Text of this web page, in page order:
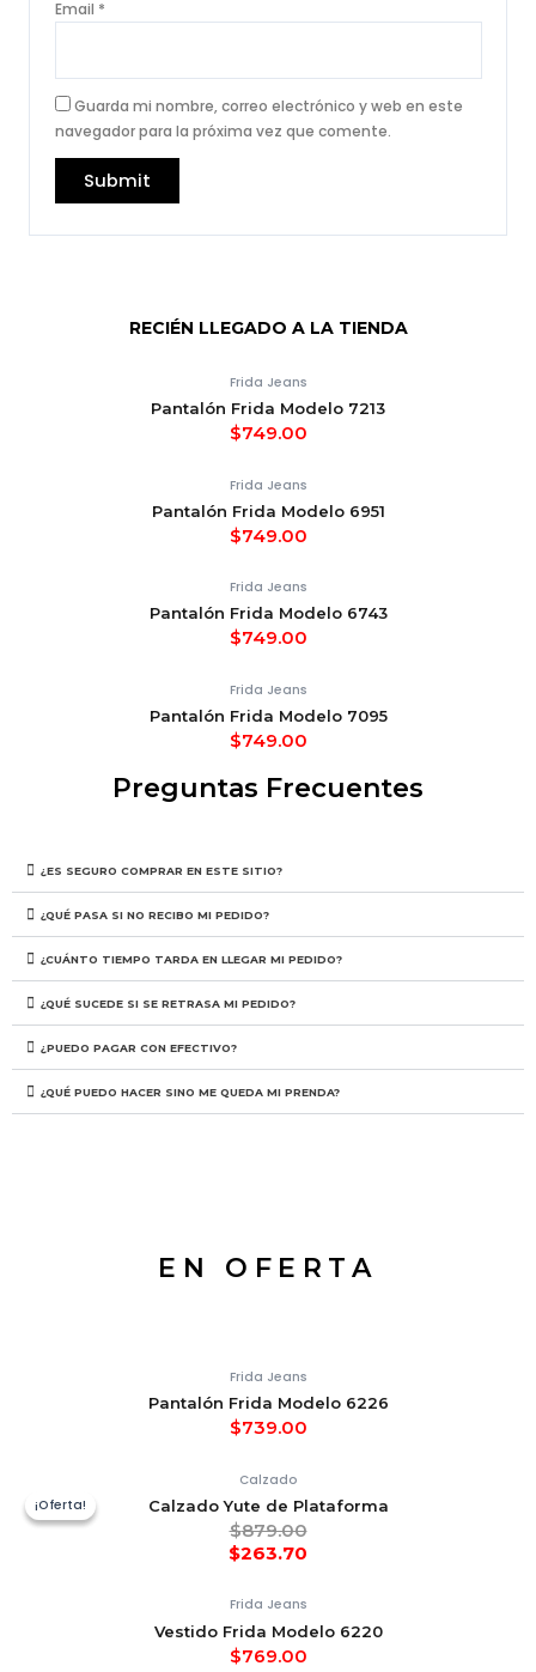
Email *
Guarda mi nombre, correo electrónico y web en este
navegador para la próxima vez que comente.
RECIÉN LLEGADO A LA TIENDA
Frida Jeans
Pantalón Frida Modelo 7213
$749.00
Frida Jeans
Pantalón Frida Modelo 6951
$749.00
Frida Jeans
Pantalón Frida Modelo 6743
$749.00
Frida Jeans
Pantalón Frida Modelo 7095
$749.00
Preguntas Frecuentes
¿ES SEGURO COMPRAR EN ESTE SITIO?
¿QUÉ PASA SI NO RECIBO MI PEDIDO?
¿CUÁNTO TIEMPO TARDA EN LLEGAR MI PEDIDO?
¿QUÉ SUCEDE SI SE RETRASA MI PEDIDO?
¿PUEDO PAGAR CON EFECTIVO?
¿QUÉ PUEDO HACER SINO ME QUEDA MI PRENDA?
EN OFERTA
Frida Jeans
Pantalón Frida Modelo 6226
$739.00
¡Oferta!
¡Oferta!
Calzado
Calzado Yute de Plataforma
$879.00
$263.70
Frida Jeans
Vestido Frida Modelo 6220
$769.00